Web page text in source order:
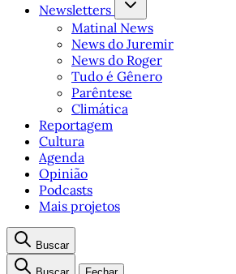
Newsletters
Matinal News
News do Juremir
News do Roger
Tudo é Gênero
Parêntese
Climática
Reportagem
Cultura
Agenda
Opinião
Podcasts
Mais projetos
Buscar